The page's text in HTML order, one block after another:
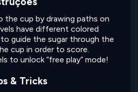
the cup by drawing paths on
have different colored
to guide the sugar through the
cup in order to score.
to unlock “free play” mode!
& Tricks